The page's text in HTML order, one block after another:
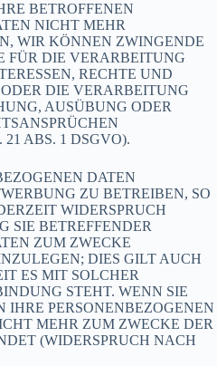
BETROFFENEN
NICHT MEHR
WIR KÖNNEN ZWINGENDE
FÜR DIE VERARBEITUNG
RECHTE UND
DIE VERARBEITUNG
AUSÜBUNG ODER
ABS. 1 DSGVO).
DATEN
ZU BETREIBEN, SO
WIDERSPRUCH
SIE BETREFFENDER
ZUM ZWECKE
DIES GILT AUCH
ES MIT SOLCHER
STEHT. WENN SIE
IHRE PERSONENBEZOGENEN
MEHR ZUM ZWECKE DER
(WIDERSPRUCH NACH